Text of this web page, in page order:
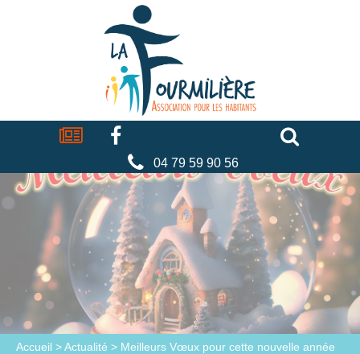
La
fourmilière
Actualités Facebook
04 79 59 90 56
Accueil >Actualité > Meilleurs Vœux pour cette nouvelle année
Cookies management panel